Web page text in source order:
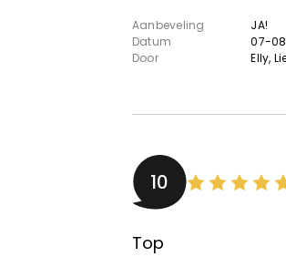
Aanbeveling
JA!
Datum
07-
Door
Elly,
10
Top